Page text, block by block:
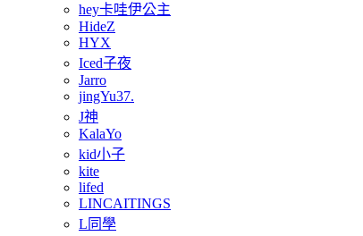
hey卡哇伊公主
HideZ
HYX
Iced子夜
Jarro
jingYu37.
J神
KalaYo
kid小子
kite
lifed
LINCAITINGS
L同學